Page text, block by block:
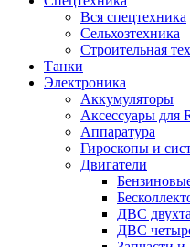
Вся спецтехника
Сельхозтехника
Строительная
Танки
Электроника
Аккумуляторы
Аксессуары для
Аппаратура
Гироскопы и
Двигатели
ДВС
ДВС